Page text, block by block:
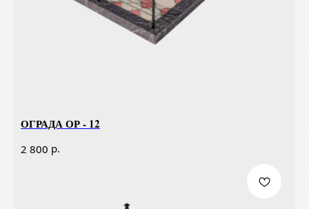
ОГРАДА ОР - 12
2 800 р.